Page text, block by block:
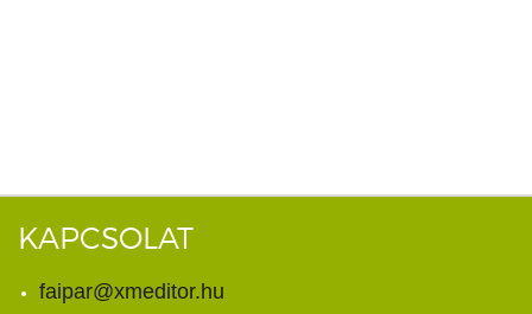
KAPCSOLAT
faipar@xmeditor.hu